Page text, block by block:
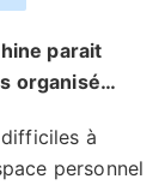
parait
organisé…
à
personnel